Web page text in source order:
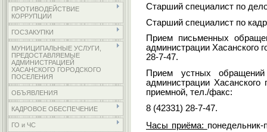
ПРОТИВОДЕЙСТВИЕ
КОРРУПЦИИ
ГОСЗАКУПКИ
МУНИЦИПАЛЬНЫЕ УСЛУГИ,
ПРЕДОСТАВЛЯЕМЫЕ
АДМИНИСТРАЦИЕЙ
ХАСАНСКОГО ГОРОДСКОГО
ПОСЕЛЕНИЯ
ОБЪЯВЛЕНИЯ
КАДРОВОЕ ОБЕСПЕЧЕНИЕ
ГО и ЧС
Старший специалист по
Старший специалист по
Прием письменных
администрации Хасанского
28-7-47.
Прием устных
администрации Хасанского
приемной, тел./факс:
8 (42331) 28-7-47.
Часы приёма: